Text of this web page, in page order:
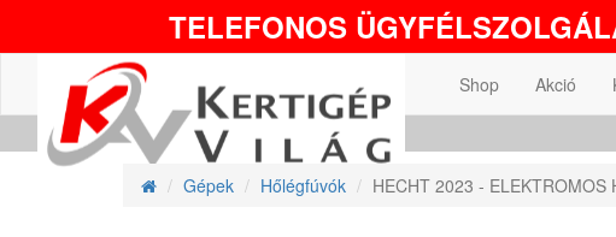
TELEFONOS
Shop Akció
Gépek Hőlégfúvók HECHT 2023 - ELEKTROMOS